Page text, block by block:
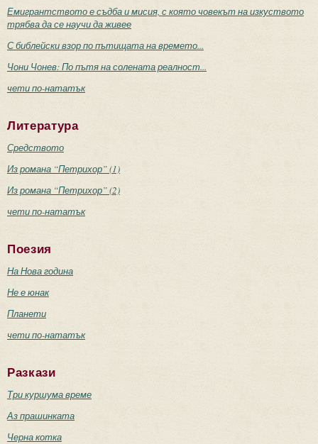
Емигрантството е съдба и мисия, с която човекът на изкуството
трябва да се научи да живее
С библейски взор по пътищата на времето...
Чони Чонев: По пътя на солената реалност...
чети по-нататък
Литература
Средството
Из романа “Петрихор” (1)
Из романа “Петрихор” (2)
чети по-нататък
Поезия
На Нова година
Не е юнак
Планети
чети по-нататък
Разкази
Три куршума време
Аз прашинката
Черна котка